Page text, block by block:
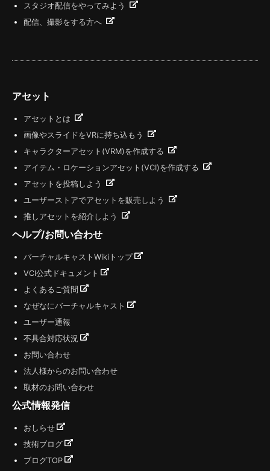
スタジオ配信をやってみよう
配信、撮影をする方へ
アセット
アセットとは
画像やスライドをVRに持ち込もう
キャラクターアセット(VRM)を作成する
アイテム・ロケーションアセット(VCI)を作成する
アセットを投稿しよう
ユーザーストアでアセットを販売しよう
推しアセットを紹介しよう
ヘルプ/お問い合わせ
バーチャルキャストWikiトップ
VCI公式ドキュメント
よくあるご質問
なぜなにバーチャルキャスト
ユーザー通報
不具合対応状況
お問い合わせ
法人様からのお問い合わせ
取材のお問い合わせ
公式情報発信
おしらせ
技術ブログ
ブログTOP